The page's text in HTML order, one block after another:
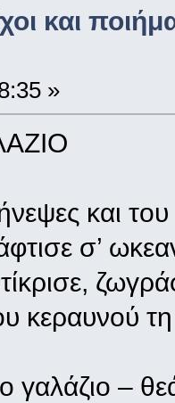
και
»
και
σ’
κεραυνού
γαλάζιο –